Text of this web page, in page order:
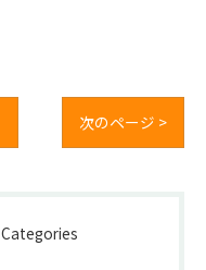
次のページ >
Categories